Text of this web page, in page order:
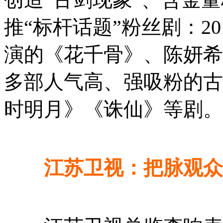
推“标杆话题”粉丝剧：
演的《花千骨》、陈妍
多部人气高、强吸粉的
时明月》《诛仙》等剧。
江苏卫视：把脉观